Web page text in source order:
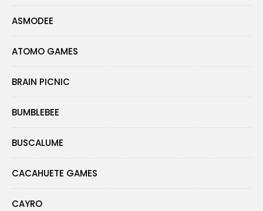
ASMODEE
ATOMO GAMES
BRAIN PICNIC
BUMBLEBEE
BUSCALUME
CACAHUETE GAMES
CAYRO